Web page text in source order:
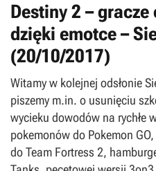
Destiny 2 –
dzięki emotce –
(20/10/2017)
Witamy w kolejnej odsłonie
piszemy m.in. o usunięciu
wycieku dowodów na rychłe
pokemonów do Pokemon
do Team Fortress 2,